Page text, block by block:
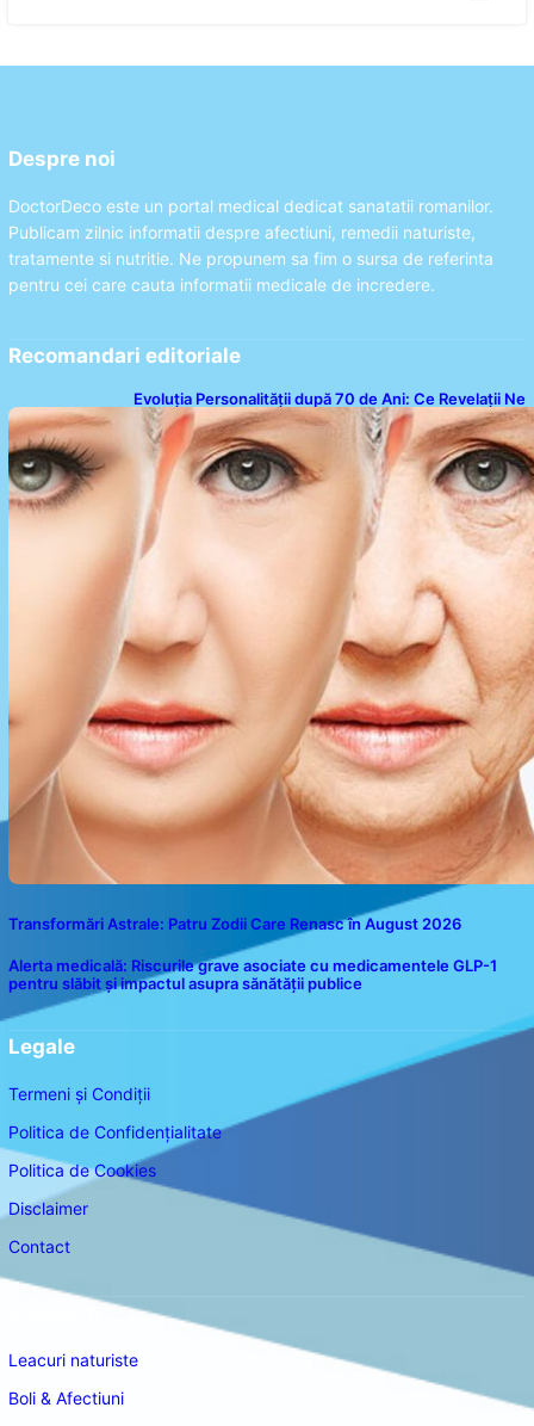
Despre noi
DoctorDeco este un portal medical dedicat sanatatii romanilor.
Publicam zilnic informatii despre afectiuni, remedii naturiste,
tratamente si nutritie. Ne propunem sa fim o sursa de referinta
pentru cei care cauta informatii medicale de incredere.
Recomandari editoriale
Evoluția Personalității după 70 de Ani: Ce Revelații Ne
Oferă Studiile Psihologice
Transformări Astrale: Patru Zodii Care Renasc în August 2026
Alerta medicală: Riscurile grave asociate cu medicamentele GLP-1
pentru slăbit și impactul asupra sănătății publice
Legale
Termeni și Condiții
Politica de Confidențialitate
Politica de Cookies
Disclaimer
Contact
Leacuri naturiste
Boli & Afectiuni